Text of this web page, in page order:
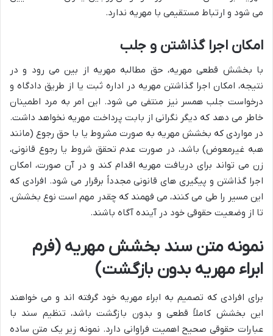
می شود و ارتباط مستقیمی با مهریه ندارد.
امکان اجرا گذاشتن و جلب
با بخشش قطعی مهریه، حق مطالبه مهریه از بین می رود و در
نتیجه، امکان اجرا گذاشتن مهریه در اداره ثبت یا از طریق دادگاه و
درخواست جلب همسر نیز منتفی می شود. این امر به مرد اطمینان
خاطر می دهد که دیگر نگرانی از بابت پرداخت مهریه نخواهد داشت.
در مواردی که بخشش مهریه به صورت مشروط یا با حق رجوع (مانند
هبه غیرمعوض) باشد، در صورت عدم تحقق شروط یا رجوع قانونی،
زن می تواند برای دریافت مهریه اقدام کند و در آن صورت، امکان
اجرا گذاشتن و پیگیری های قانونی مجدداً برقرار می شود. افرادی که
این مسیر را طی می کنند، می فهمند که چقدر مهم است نوع بخشش،
تا از وضعیت حقوقی خود در آینده آگاه باشند.
نمونه متن سند بخشش مهریه (فرم
ابراء مهریه بدون بازگشت)
برای افرادی که تصمیم به ابراء مهریه خود گرفته اند و می خواهند
این بخشش کاملاً قطعی و بدون بازگشت باشد، تنظیم سند با
عبارات حقوقی صحیح اهمیت فراوانی دارد. نمونه زیر یک متن ساده